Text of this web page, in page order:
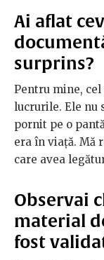
Ai aflat
surprins?
Pentru mine,
lucrurile. Ele nu
pornit pe o
era în viață. Mă
care avea
Observai
material
fost